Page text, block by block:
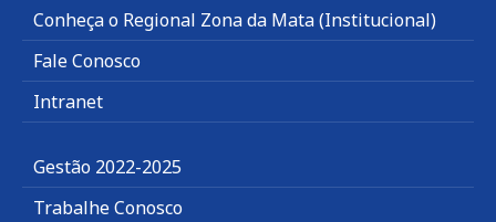
Conheça o Regional Zona da Mata (Institucional)
Fale Conosco
Intranet
Gestão 2022-2025
Trabalhe Conosco